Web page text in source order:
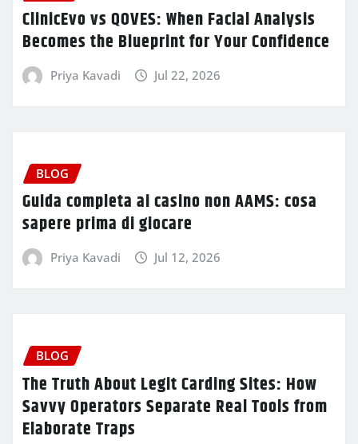
ClinicEvo vs QOVES: When Facial Analysis
Becomes the Blueprint for Your Confidence
Priya Kavadi Jul 22, 2026
BLOG
Guida completa ai casino non AAMS: cosa
sapere prima di giocare
Priya Kavadi Jul 12, 2026
BLOG
The Truth About Legit Carding Sites: How
Savvy Operators Separate Real Tools from
Elaborate Traps